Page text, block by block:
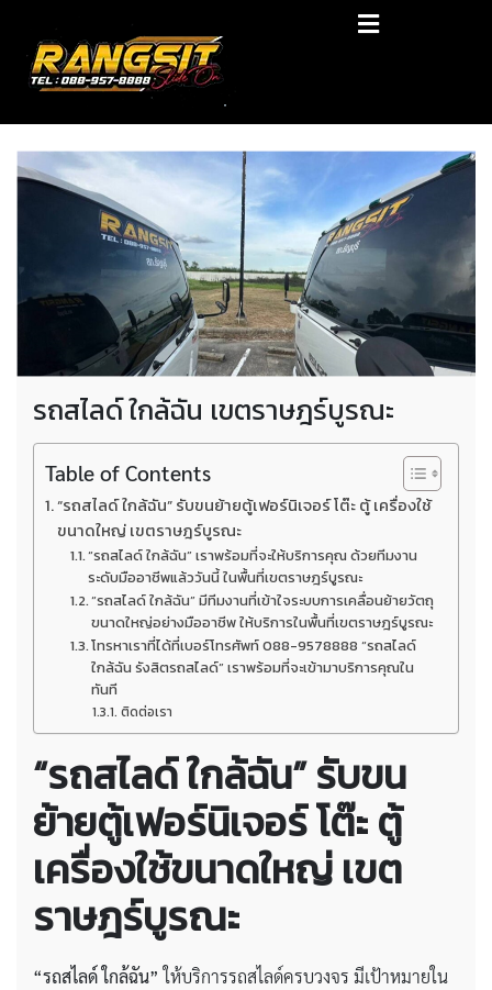
content
RANGSIT SlideON
รถยก168 รถสไลด์รังสิต รถสไลด์ ราคาถูก
รถสไลด์ ใกล้ฉัน เขตราษฎร์บูรณะ
Table of Contents
“รถสไลด์ ใกล้ฉัน” รับขนย้ายตู้เฟอร์นิเจอร์ โต๊ะ ตู้ เครื่องใช้
ขนาดใหญ่ เขตราษฎร์บูรณะ
“รถสไลด์ ใกล้ฉัน” เราพร้อมที่จะให้บริการคุณ ด้วยทีมงาน
ระดับมืออาชีพแล้ววันนี้ ในพื้นที่เขตราษฎร์บูรณะ
“รถสไลด์ ใกล้ฉัน” มีทีมงานที่เข้าใจระบบการเคลื่อนย้ายวัตถุ
ขนาดใหญ่อย่างมืออาชีพ ให้บริการในพื้นที่เขตราษฎร์บูรณะ
โทรหาเราที่ได้ที่เบอร์โทรศัพท์ 088-9578888 “รถสไลด์
ใกล้ฉัน รังสิตรถสไลด์” เราพร้อมที่จะเข้ามาบริการคุณใน
ทันที
ติดต่อเรา
“รถสไลด์ ใกล้ฉัน” รับขน
ย้ายตู้เฟอร์นิเจอร์ โต๊ะ ตู้
เครื่องใช้ขนาดใหญ่ เขต
ราษฎร์บูรณะ
“รถสไลด์ ใกล้ฉัน” ให้บริการรถสไลด์ครบวงจร มีเป้าหมายใน